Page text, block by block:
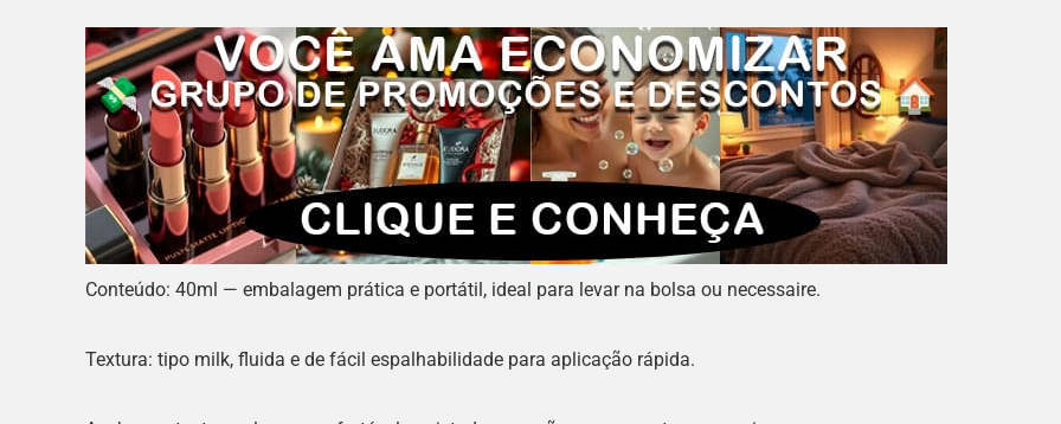
Conteúdo: 40ml — embalagem prática e portátil, ideal para levar na bolsa ou necessaire.
Textura: tipo milk, fluida e de fácil espalhabilidade para aplicação rápida.